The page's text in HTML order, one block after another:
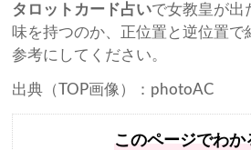
タロットカード占いで女教皇が出
味を持つのか、正位置と逆位置で
参考にしてください。
出典（TOP画像）：photoAC
このページでわか